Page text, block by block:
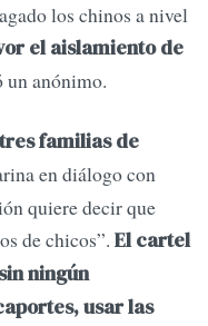
los chinos a nivel
el aislamiento de
un anónimo.
familias de
en diálogo con
quiere decir que
de chicos”. El cartel
ningún
usar las